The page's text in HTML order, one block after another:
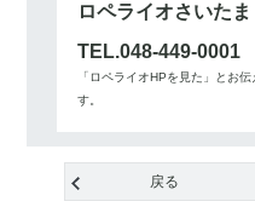
ロペライオさいたま
TEL.048-449-0001
「ロペライオHPを見た」とお
す。
戻る